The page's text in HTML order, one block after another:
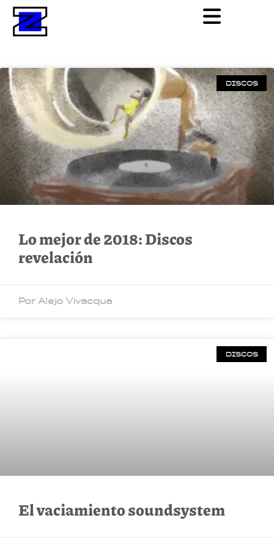
DISCOS
Lo mejor de 2018: Discos
revelación
Por Alejo Vivacqua
DISCOS
El vaciamiento soundsystem